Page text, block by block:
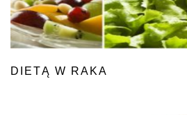
DIETĄ W RAKA